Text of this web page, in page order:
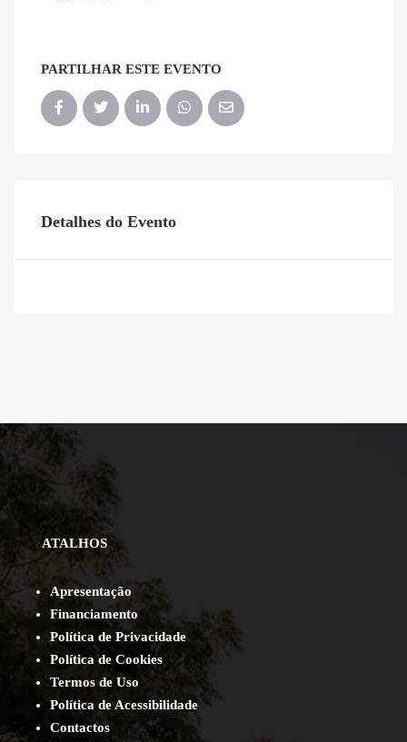
PARTILHAR ESTE EVENTO
Detalhes do Evento
ATALHOS
Apresentação
Financiamento
Política de Privacidade
Política de Cookies
Termos de Uso
Política de Acessibilidade
Contactos